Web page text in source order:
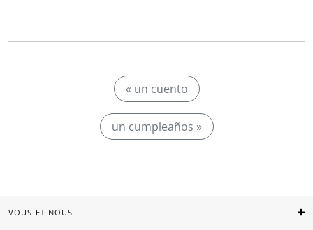
« un cuento
un cumpleaños »
VOUS ET NOUS